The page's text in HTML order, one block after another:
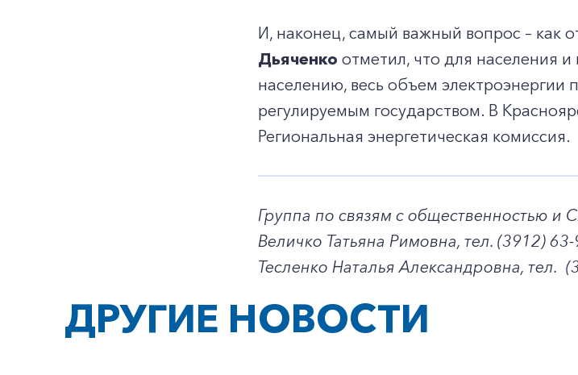
И, наконец, самый важный вопрос – как
Дьяченко отметил, что для населения
населению, весь объем электроэнергии
регулируемым государством. В
Региональная энергетическая комиссия.
Группа по связям с общественностью
Величко Татьяна Римовна, тел. (3912)
Тесленко Наталья Александровна, тел.
ДРУГИЕ НОВОСТИ